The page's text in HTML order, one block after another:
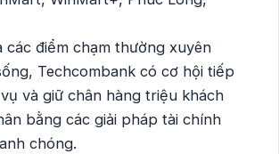
các điểm chạm thường xuyên
Techcombank có cơ hội tiếp
và giữ chân hàng triệu khách
bằng các giải pháp tài chính
chóng.